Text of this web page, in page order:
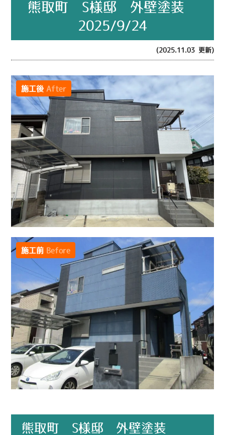
熊取町 S様邸 外壁塗装
2025/9/24
(2025.11.03 更新)
施工後 After
施工前 Before
熊取町 S様邸 外壁塗装